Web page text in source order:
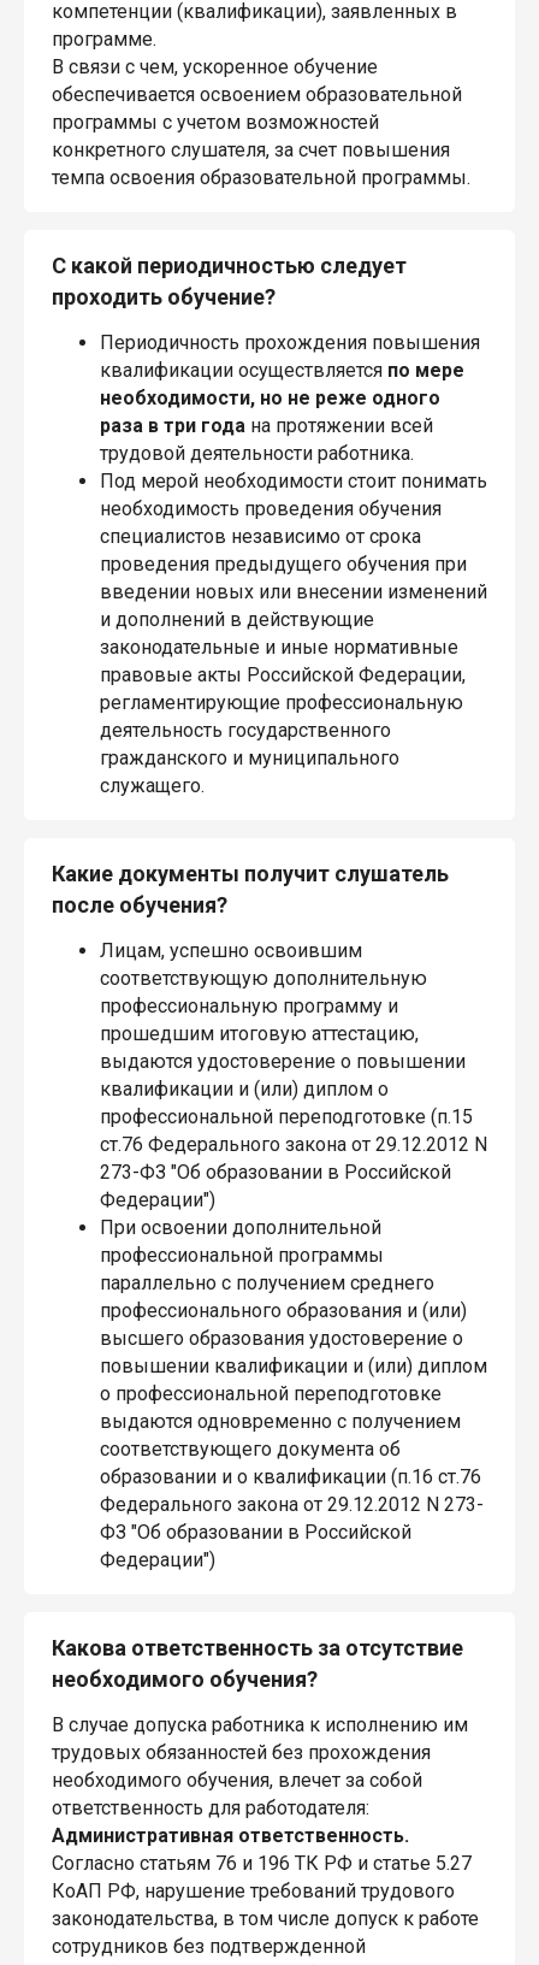
компетенции (квалификации), заявленных в
программе.
В связи с чем, ускоренное обучение
обеспечивается освоением образовательной
программы с учетом возможностей
конкретного слушателя, за счет повышения
темпа освоения образовательной программы.
С какой периодичностью следует
проходить обучение?
Периодичность прохождения повышения
квалификации осуществляется по мере
необходимости, но не реже одного
раза в три года на протяжении всей
трудовой деятельности работника.
Под мерой необходимости стоит понимать
необходимость проведения обучения
специалистов независимо от срока
проведения предыдущего обучения при
введении новых или внесении изменений
и дополнений в действующие
законодательные и иные нормативные
правовые акты Российской Федерации,
регламентирующие профессиональную
деятельность государственного
гражданского и муниципального
служащего.
Какие документы получит слушатель
после обучения?
Лицам, успешно освоившим
соответствующую дополнительную
профессиональную программу и
прошедшим итоговую аттестацию,
выдаются удостоверение о повышении
квалификации и (или) диплом о
профессиональной переподготовке (п.15
ст.76 Федерального закона от 29.12.2012 N
273-ФЗ "Об образовании в Российской
Федерации")
При освоении дополнительной
профессиональной программы
параллельно с получением среднего
профессионального образования и (или)
высшего образования удостоверение о
повышении квалификации и (или) диплом
о профессиональной переподготовке
выдаются одновременно с получением
соответствующего документа об
образовании и о квалификации (п.16 ст.76
Федерального закона от 29.12.2012 N 273-
ФЗ "Об образовании в Российской
Федерации")
Какова ответственность за отсутствие
необходимого обучения?
В случае допуска работника к исполнению им
трудовых обязанностей без прохождения
необходимого обучения, влечет за собой
ответственность для работодателя:
Административная ответственность.
Согласно статьям 76 и 196 ТК РФ и статье 5.27
КоАП РФ, нарушение требований трудового
законодательства, в том числе допуск к работе
сотрудников без подтвержденной